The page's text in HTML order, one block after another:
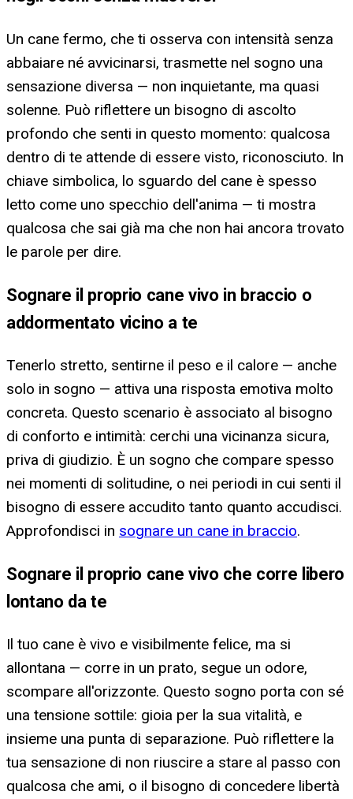
Un cane fermo, che ti osserva con intensità senza
abbaiare né avvicinarsi, trasmette nel sogno una
sensazione diversa — non inquietante, ma quasi
solenne. Può riflettere un bisogno di ascolto
profondo che senti in questo momento: qualcosa
dentro di te attende di essere visto, riconosciuto. In
chiave simbolica, lo sguardo del cane è spesso
letto come uno specchio dell'anima — ti mostra
qualcosa che sai già ma che non hai ancora trovato
le parole per dire.
Sognare il proprio cane vivo in braccio o
addormentato vicino a te
Tenerlo stretto, sentirne il peso e il calore — anche
solo in sogno — attiva una risposta emotiva molto
concreta. Questo scenario è associato al bisogno
di conforto e intimità: cerchi una vicinanza sicura,
priva di giudizio. È un sogno che compare spesso
nei momenti di solitudine, o nei periodi in cui senti il
bisogno di essere accudito tanto quanto accudisci.
Approfondisci in sognare un cane in braccio.
Sognare il proprio cane vivo che corre libero
lontano da te
Il tuo cane è vivo e visibilmente felice, ma si
allontana — corre in un prato, segue un odore,
scompare all'orizzonte. Questo sogno porta con sé
una tensione sottile: gioia per la sua vitalità, e
insieme una punta di separazione. Può riflettere la
tua sensazione di non riuscire a stare al passo con
qualcosa che ami, o il bisogno di concedere libertà